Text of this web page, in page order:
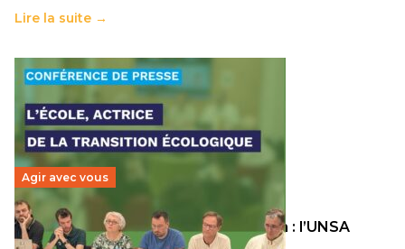
Lire la suite →
Agir avec vous
Transition écologique de l’éducation : l’UNSA